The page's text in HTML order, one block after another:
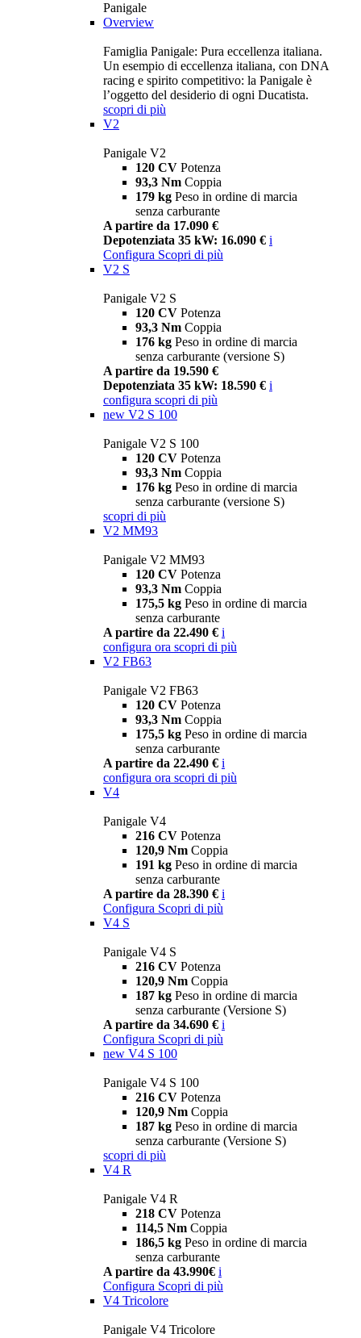
Panigale
Overview
Famiglia Panigale: Pura eccellenza italiana.
Un esempio di eccellenza italiana, con DNA
racing e spirito competitivo: la Panigale è
l’oggetto del desiderio di ogni Ducatista.
scopri di più
V2
Panigale V2
120 CV Potenza
93,3 Nm Coppia
179 kg Peso in ordine di marcia
senza carburante
A partire da 17.090 €
Depotenziata 35 kW: 16.090 € i
Configura Scopri di più
V2 S
Panigale V2 S
120 CV Potenza
93,3 Nm Coppia
176 kg Peso in ordine di marcia
senza carburante (versione S)
A partire da 19.590 €
Depotenziata 35 kW: 18.590 € i
configura scopri di più
new V2 S 100
Panigale V2 S 100
120 CV Potenza
93,3 Nm Coppia
176 kg Peso in ordine di marcia
senza carburante (versione S)
scopri di più
V2 MM93
Panigale V2 MM93
120 CV Potenza
93,3 Nm Coppia
175,5 kg Peso in ordine di marcia
senza carburante
A partire da 22.490 € i
configura ora scopri di più
V2 FB63
Panigale V2 FB63
120 CV Potenza
93,3 Nm Coppia
175,5 kg Peso in ordine di marcia
senza carburante
A partire da 22.490 € i
configura ora scopri di più
V4
Panigale V4
216 CV Potenza
120,9 Nm Coppia
191 kg Peso in ordine di marcia
senza carburante
A partire da 28.390 € i
Configura Scopri di più
V4 S
Panigale V4 S
216 CV Potenza
120,9 Nm Coppia
187 kg Peso in ordine di marcia
senza carburante (Versione S)
A partire da 34.690 € i
Configura Scopri di più
new V4 S 100
Panigale V4 S 100
216 CV Potenza
120,9 Nm Coppia
187 kg Peso in ordine di marcia
senza carburante (Versione S)
scopri di più
V4 R
Panigale V4 R
218 CV Potenza
114,5 Nm Coppia
186,5 kg Peso in ordine di marcia
senza carburante
A partire da 43.990€ i
Configura Scopri di più
V4 Tricolore
Panigale V4 Tricolore